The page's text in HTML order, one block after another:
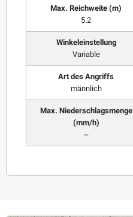
Max. Reichweite (m)
5.2
Winkeleinstellung
Variable
Art des Angriffs
männlich
Max. Niederschlagsmenge
(mm/h)
--